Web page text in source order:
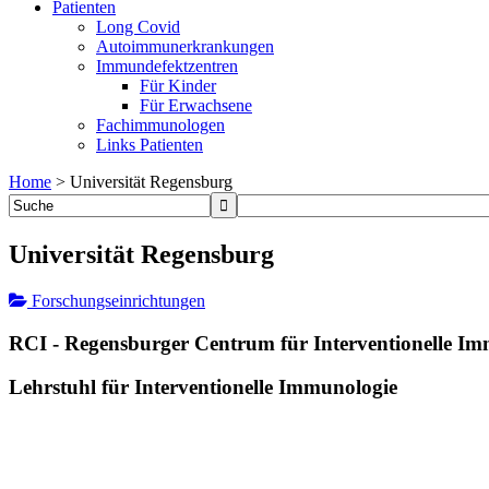
Patienten
Long Covid
Autoimmunerkrankungen
Immundefektzentren
Für Kinder
Für Erwachsene
Fachimmunologen
Links Patienten
Home > Universität Regensburg
Universität Regensburg
Forschungseinrichtungen
RCI - Regensburger Centrum für Interventionelle
Lehrstuhl für Interventionelle Immunologie